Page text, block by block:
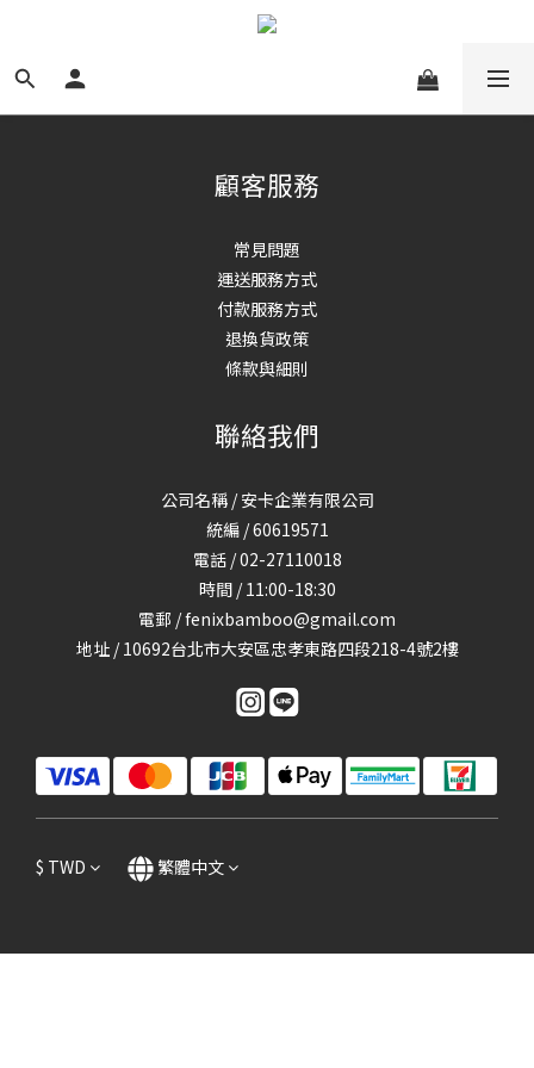
顧客服務
常見問題
運送服務方式
付款服務方式
退換貨政策
條款與細則
聯絡我們
公司名稱 / 安卡企業有限公司
統編 / 60619571
電話 / 02-27110018
時間 / 11:00-18:30
電郵 / fenixbamboo@gmail.com
地址 / 10692台北市大安區忠孝東路四段218-4號2樓
$ TWD 繁體中文